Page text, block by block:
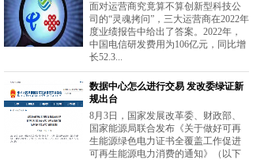
面对运营商究竟算不算创新型科技公
司的“灵魂拷问”，三大运营商在2022年
度业绩报告中给出了答案。2022年，
中国电信研发费用为106亿元，同比增
长52.3...
数据中心怎么进行交易 发改委绿证新
规出台
8月3日，国家发展改革委、财政部、
国家能源局联合发布《关于做好可再
生能源绿色电力证书全覆盖工作促进
可再生能源电力消费的通知》（以下